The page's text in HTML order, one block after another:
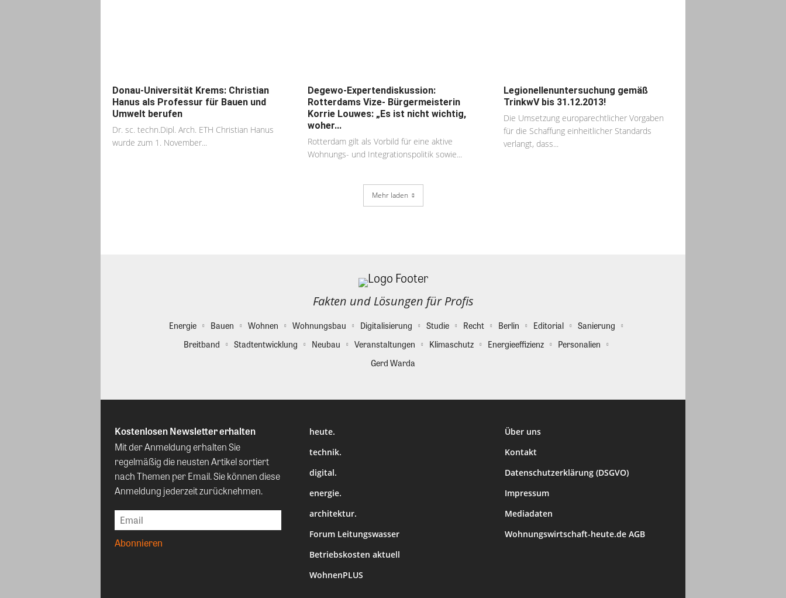
Donau-Universität Krems: Christian
Hanus als Professur für Bauen und
Umwelt berufen
Dr. sc. techn.Dipl. Arch. ETH Christian Hanus
wurde zum 1. November...
Degewo-Expertendiskussion:
Rotterdams Vize- Bürgermeisterin
Korrie Louwes: „Es ist nicht wichtig,
woher...
Rotterdam gilt als Vorbild für eine aktive
Wohnungs- und Integrationspolitik sowie...
Legionellenuntersuchung gemäß
TrinkwV bis 31.12.2013!
Die Umsetzung europarechtlicher Vorgaben
für die Schaffung einheitlicher Standards
verlangt, dass...
Mehr laden
Fakten und Lösungen für Profis
Energie Bauen Wohnen Wohnungsbau Digitalisierung Studie Recht Berlin Editorial
Sanierung
Breitband
Stadtentwicklung Neubau Veranstaltungen Klimaschutz Energieeffizienz
Personalien
Gerd Warda
Kostenlosen Newsletter erhalten
Mit der Anmeldung erhalten Sie
regelmäßig die neusten Artikel sortiert
nach Themen per Email. Sie können diese
Anmeldung jederzeit zurücknehmen.
heute.
technik.
digital.
energie.
architektur.
Forum Leitungswasser
Betriebskosten aktuell
WohnenPLUS
Über uns
Kontakt
Datenschutzerklärung (DSGVO)
Impressum
Mediadaten
Wohnungswirtschaft-heute.de AGB